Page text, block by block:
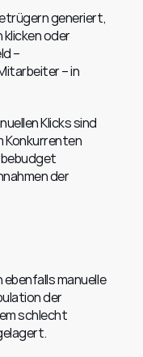
generiert,
klicken oder
–
– in
Klicks sind
Konkurrenten
der
manuelle
der
schlecht